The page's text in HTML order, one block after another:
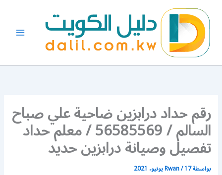
المحتوى
رقم حداد درابزين ضاحية علي صباح
السالم / 56585569 / معلم حداد
تفصيل وصيانة درابزين حديد
بواسطة Rwan/17 يونيو، 2021